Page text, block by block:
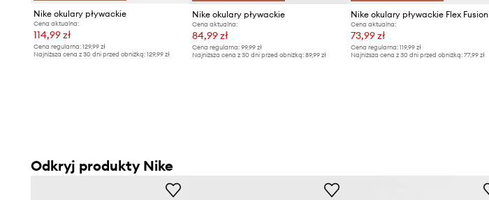
Nike okulary pływackie
Cena aktualna:
114,99 zł
Cena regularna: 129,99 zł
Najniższa cena z 30 dni przed obniżką: 129,99 zł
Nike okulary pływackie
Cena aktualna:
84,99 zł
Cena regularna:99,99 zł
Najniższa cena z 30 dni przed obniżką:89,99 zł
Nike okulary pływackie Flex Fusion
Cena aktualna:
73,99 zł
Cena regularna: 119,99 zł
Najniższa cena z 30 dni przed obniżką: 77,99 zł
Odkryj produkty Nike